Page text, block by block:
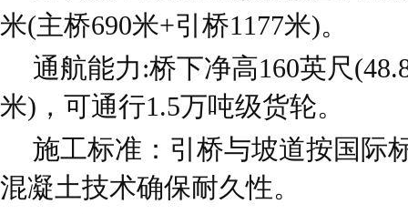
米(主桥690米+引桥1177米)。
通航能力:桥下净高160英尺
米)，可通行1.5万吨级货轮。
施工标准：引桥与坡道按国际
混凝土技术确保耐久性。